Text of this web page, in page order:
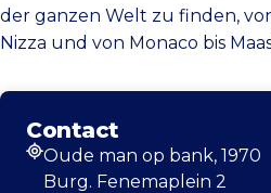
der ganzen Welt zu finden,
Nizza und von Monaco bis
Contact
Adresse
Oude man op bank, 1970
Burg. Fenemaplein 2